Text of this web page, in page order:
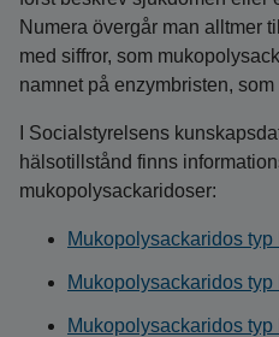
Numera övergår man alltmer
med siffror, som
namnet på enzymbristen,
I Socialstyrelsens
hälsotillstånd finns
mukopolysackaridoser:
Mukopolysackaridos typ II
Mukopolysackaridos typ
Mukopolysackaridos typ